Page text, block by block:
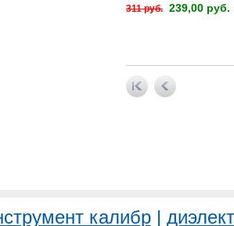
311 руб. 239,00 руб.
калибр|